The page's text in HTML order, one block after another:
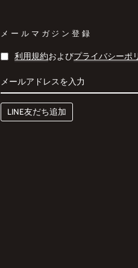
メールマガジン登録
メ
ア
ド
を
利用規約およびプライバシーポ
LINE友だち追加